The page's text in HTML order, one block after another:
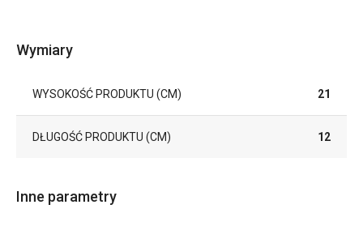
Wymiary
WYSOKOŚĆ PRODUKTU (CM) 21
DŁUGOŚĆ PRODUKTU (CM) 12
Inne parametry